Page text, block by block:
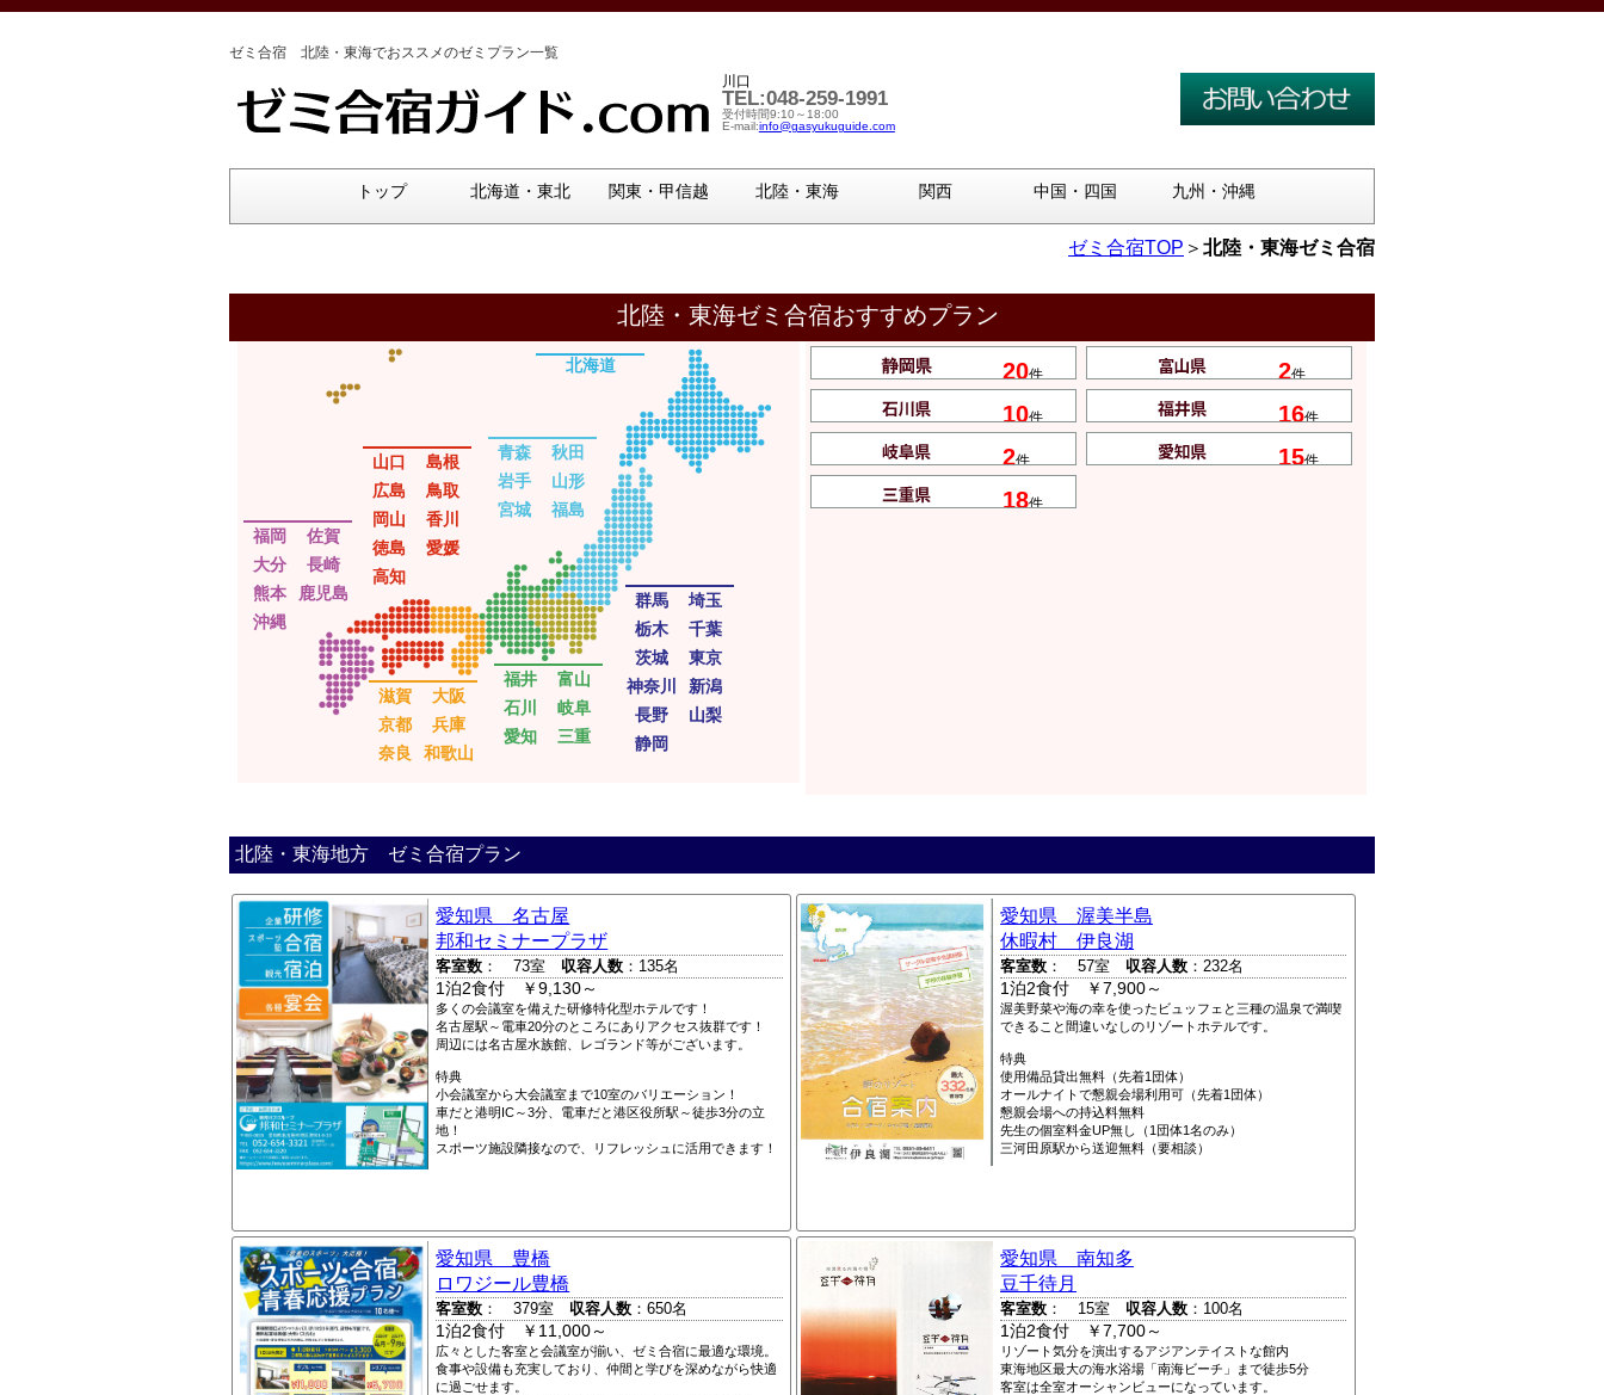
ゼミ合宿 北陸・東海でおススメのゼミプラン一覧
川口
TEL:048-259-1991
受付時間9:10～18:00
E-mail:info@gasyukuguide.com
トップ 北海道・東北 関東・甲信越 北陸・東海 関西 中国・四国 九州・沖縄
ゼミ合宿TOP ＞ 北陸・東海ゼミ合宿
北陸・東海ゼミ合宿おすすめプラン
北海道
青森
秋田
岩手
山形
宮城
福島
群馬
埼玉
栃木
千葉
茨城
東京
神奈川
新潟
長野
山梨
静岡
福井
富山
石川
岐阜
愛知
三重
滋賀
大阪
京都
兵庫
奈良
和歌山
山口
島根
広島
鳥取
岡山
香川
徳島
愛媛
高知
福岡
佐賀
大分
長崎
熊本
鹿児島
沖縄
20件 2件
10件 16件
2件 15件
18件
北陸・東海地方 ゼミ合宿プラン
愛知県 名古屋
邦和セミナープラザ
客室数 ： 73室 収容人数 ：135名
1泊2食付 ￥9,130～
多くの会議室を備えた研修特化型ホテルです！
名古屋駅～電車20分のところにありアクセス抜群です！
周辺には名古屋水族館、レゴランド等がございます。
特典
小会議室から大会議室まで10室のバリエーション！
車だと港明IC～3分、電車だと港区役所駅～徒歩3分の立
地！
スポーツ施設隣接なので、リフレッシュに活用できます！
愛知県 渥美半島
休暇村 伊良湖
客室数 ： 57室 収容人数 ：232名
1泊2食付 ￥7,900～
渥美野菜や海の幸を使ったビュッフェと三種の温泉で満喫
できること間違いなしのリゾートホテルです。
特典
使用備品貸出無料（先着1団体）
オールナイトで懇親会場利用可（先着1団体）
懇親会場への持込料無料
先生の個室料金UP無し（1団体1名のみ）
三河田原駅から送迎無料（要相談）
愛知県 豊橋
ロワジール豊橋
客室数 ： 379室 収容人数 ：650名
1泊2食付 ￥11,000～
広々とした客室と会議室が揃い、ゼミ合宿に最適な環境。
食事や設備も充実しており、仲間と学びを深めながら快適
に過ごせます。
愛知県 南知多
豆千待月
客室数 ： 15室 収容人数 ：100名
1泊2食付 ￥7,700～
リゾート気分を演出するアジアンテイストな館内
東海地区最大の海水浴場「南海ビーチ」まで徒歩5分
客室は全室オーシャンビューになっています。